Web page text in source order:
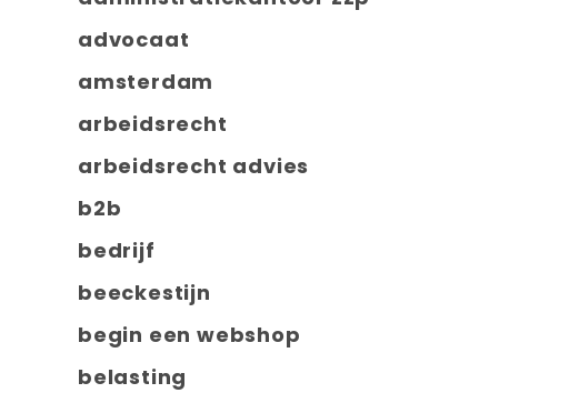
advocaat
amsterdam
arbeidsrecht
arbeidsrecht advies
b2b
bedrijf
beeckestijn
begin een webshop
belasting